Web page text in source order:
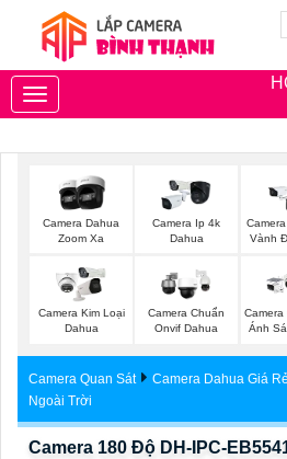
Toggle
navigation
Camera Dahua
Zoom Xa
Camera Ip 4k
Dahua
Vành
Camera Kim Loại
Dahua
Camera Chuẩn
Onvif Dahua
Camera
Ánh
Camera Quan Sát Camera Dahua Giá Rẻ
Ngoài Trời
Camera 180 Độ DH-IPC-